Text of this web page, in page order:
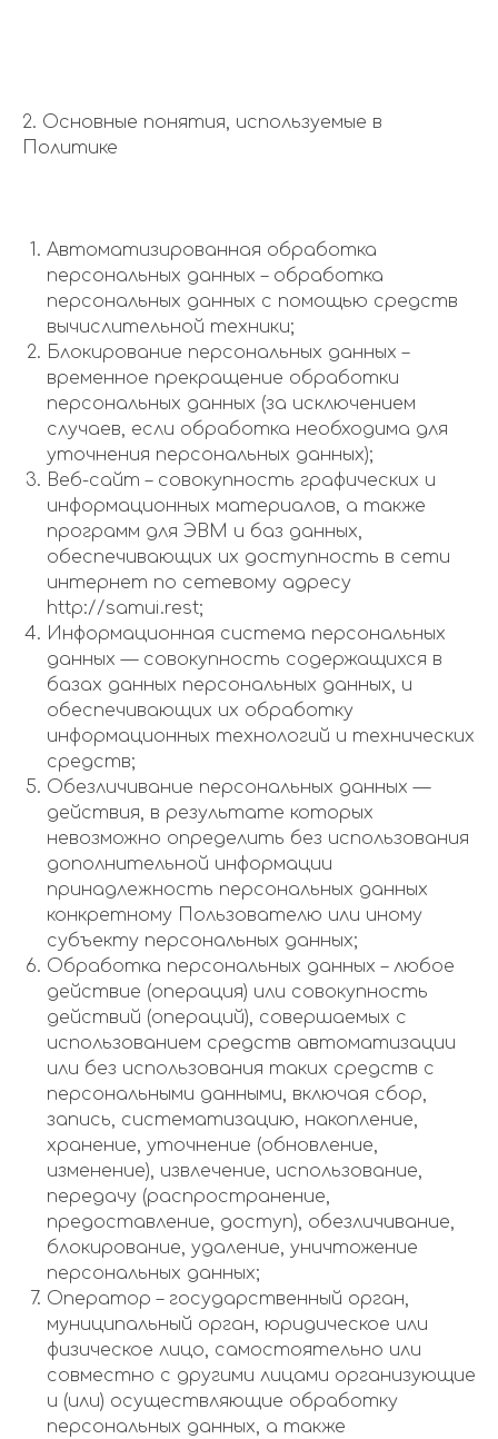
2. Основные понятия, используемые в
Политике
Автоматизированная обработка
персональных данных – обработка
персональных данных с помощью средств
вычислительной техники;
Блокирование персональных данных –
временное прекращение обработки
персональных данных (за исключением
случаев, если обработка необходима для
уточнения персональных данных);
Веб-сайт – совокупность графических и
информационных материалов, а также
программ для ЭВМ и баз данных,
обеспечивающих их доступность в сети
интернет по сетевому адресу
http://samui.rest;
Информационная система персональных
данных — совокупность содержащихся в
базах данных персональных данных, и
обеспечивающих их обработку
информационных технологий и технических
средств;
Обезличивание персональных данных —
действия, в результате которых
невозможно определить без использования
дополнительной информации
принадлежность персональных данных
конкретному Пользователю или иному
субъекту персональных данных;
Обработка персональных данных – любое
действие (операция) или совокупность
действий (операций), совершаемых с
использованием средств автоматизации
или без использования таких средств с
персональными данными, включая сбор,
запись, систематизацию, накопление,
хранение, уточнение (обновление,
изменение), извлечение, использование,
передачу (распространение,
предоставление, доступ), обезличивание,
блокирование, удаление, уничтожение
персональных данных;
Оператор – государственный орган,
муниципальный орган, юридическое или
физическое лицо, самостоятельно или
совместно с другими лицами организующие
и (или) осуществляющие обработку
персональных данных, а также